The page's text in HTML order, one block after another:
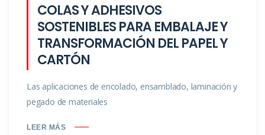
COLAS Y ADHESIVOS
SOSTENIBLES PARA EMBALAJE Y
TRANSFORMACIÓN DEL PAPEL Y
CARTÓN
Las aplicaciones de encolado, ensamblado, laminación y
pegado de materiales
LEER MÁS